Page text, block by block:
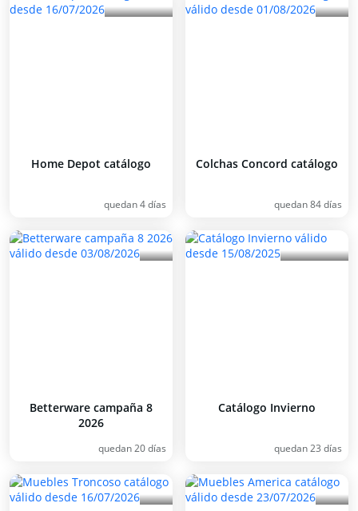
Home Depot catálogo
quedan 4 días
Colchas Concord catálogo
quedan 84 días
Betterware campaña 8
2026
quedan 20 días
Catálogo Invierno
quedan 23 días